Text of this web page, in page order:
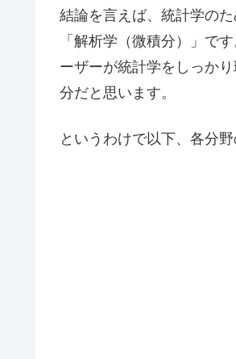
結論を言えば、統計学の
「解析学（微積分）」で
ーザーが統計学をしっか
分だと思います。
というわけで以下、各分